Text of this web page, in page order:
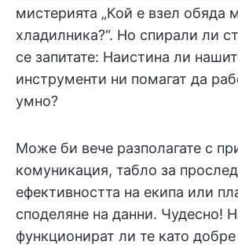
мистерията „Кой е взел обяда
хладилника?“. Но спирали ли
се запитате: Наистина ли
инструменти ни помагат да
умно?
Може би вече разполагате с
комуникация, табло за
ефективността на екипа или
споделяне на данни. Чудесно!
функционират ли те като